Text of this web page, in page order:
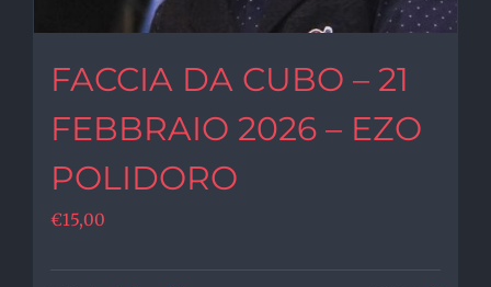
FACCIA DA CUBO – 21
FEBBRAIO 2026 – EZO
POLIDORO
€15,00